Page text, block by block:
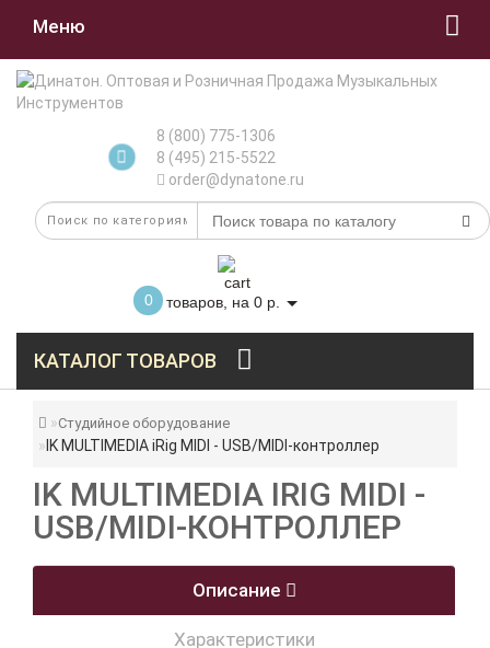
Меню
8 (800) 775-1306
8 (495) 215-5522
order@dynatone.ru
0 товаров, на 0 р.
КАТАЛОГ ТОВАРОВ
Студийное оборудование
IK MULTIMEDIA iRig MIDI - USB/MIDI-контроллер
IK MULTIMEDIA IRIG MIDI -
USB/MIDI-КОНТРОЛЛЕР
Описание
Характеристики